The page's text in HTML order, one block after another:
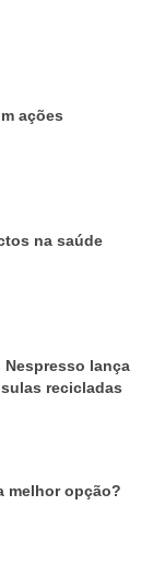
ações
na saúde
Nespresso lança
recicladas
melhor opção?